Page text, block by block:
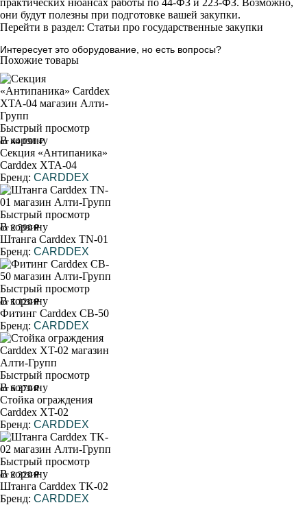
практических нюансах работы по 44-ФЗ и 223-ФЗ. Возможно,
они будут полезны при подготовке вашей закупки.
Перейти в раздел: Статьи про государственные закупки
Интересует это оборудование, но есть вопросы?
Похожие товары
Быстрый просмотр
В корзину
от 44 090 ₽
Секция «Антипаника»
Carddex XTA-04
Бренд: CARDDEX
Быстрый просмотр
В корзину
от 2 590 ₽
Штанга Carddex TN-01
Бренд: CARDDEX
Быстрый просмотр
В корзину
от 1 120 ₽
Фитинг Carddex CB-50
Бренд: CARDDEX
Быстрый просмотр
В корзину
от 6 270 ₽
Стойка ограждения
Carddex XT-02
Бренд: CARDDEX
Быстрый просмотр
В корзину
от 2 320 ₽
Штанга Carddex TK-02
Бренд: CARDDEX